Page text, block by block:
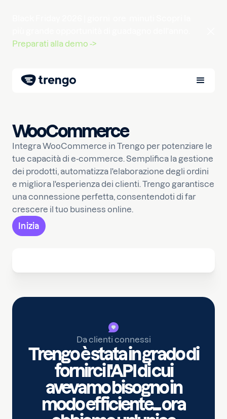
Preparati alla demo ->
WooCommerce
Integra WooCommerce in Trengo per potenziare le
tue capacità di e-commerce. Semplifica la gestione
dei prodotti, automatizza l'elaborazione degli ordini
e migliora l'esperienza dei clienti. Trengo garantisce
una connessione perfetta, consentendoti di far
crescere il tuo business online.
Inizia
Da clienti connessi
Trengo è stata in grado di
fornirci l'API di cui
avevamo bisogno in
modo efficiente... ora